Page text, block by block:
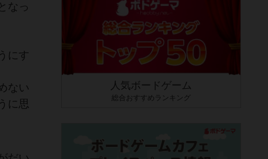
なっ
にす
ない
に思
人気ボードゲーム
総合おすすめランキング